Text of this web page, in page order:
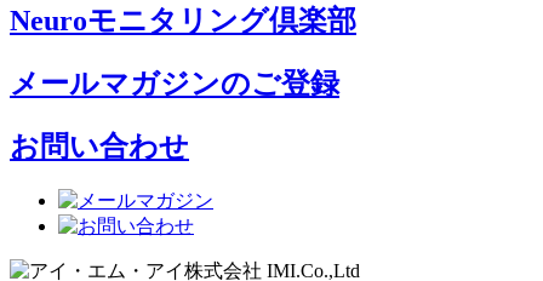
Neuroモニタリング倶楽部
メールマガジンのご登録
お問い合わせ